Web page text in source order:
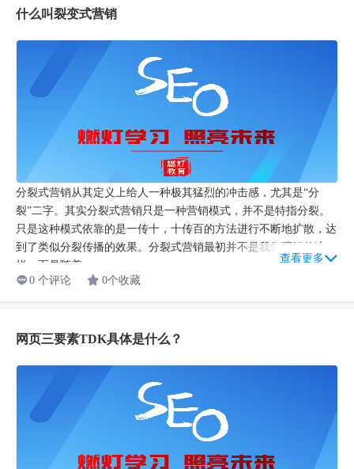
什么叫裂变式营销
分裂式营销从其定义上给人一种极其猛烈的冲击感，尤其是“分
裂”二字。其实分裂式营销只是一种营销模式，并不是特指分裂。
只是这种模式依靠的是一传十，十传百的方法进行不断地扩散，达
到了类似分裂传播的效果。分裂式营销最初并不是我们理解的这
样，而是随着...
查看更多
0 个评论
0个收藏
网页三要素TDK具体是什么？